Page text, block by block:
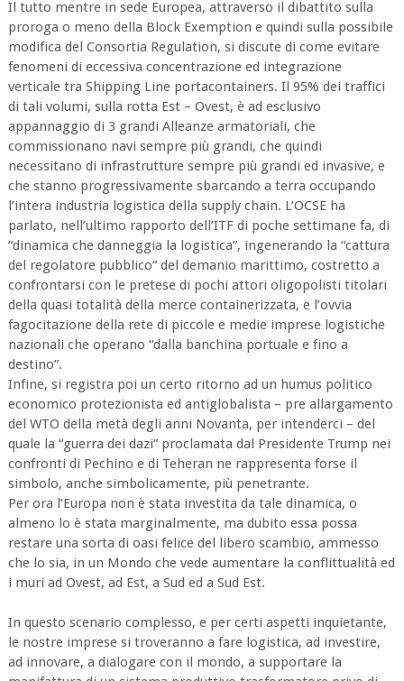
Il tutto mentre in sede Europea, attraverso il dibattito sulla
proroga o meno della Block Exemption e quindi sulla possibile
modifica del Consortia Regulation, si discute di come evitare
fenomeni di eccessiva concentrazione ed integrazione
verticale tra Shipping Line portacontainers. Il 95% dei traffici
di tali volumi, sulla rotta Est – Ovest, è ad esclusivo
appannaggio di 3 grandi Alleanze armatoriali, che
commissionano navi sempre più grandi, che quindi
necessitano di infrastrutture sempre più grandi ed invasive, e
che stanno progressivamente sbarcando a terra occupando
l’intera industria logistica della supply chain. L’OCSE ha
parlato, nell’ultimo rapporto dell’ITF di poche settimane fa, di
“dinamica che danneggia la logistica”, ingenerando la “cattura
del regolatore pubblico” del demanio marittimo, costretto a
confrontarsi con le pretese di pochi attori oligopolisti titolari
della quasi totalità della merce containerizzata, e l’ovvia
fagocitazione della rete di piccole e medie imprese logistiche
nazionali che operano “dalla banchina portuale e fino a
destino”.
Infine, si registra poi un certo ritorno ad un humus politico
economico protezionista ed antiglobalista – pre allargamento
del WTO della metà degli anni Novanta, per intenderci – del
quale la “guerra dei dazi” proclamata dal Presidente Trump nei
confronti di Pechino e di Teheran ne rappresenta forse il
simbolo, anche simbolicamente, più penetrante.
Per ora l’Europa non è stata investita da tale dinamica, o
almeno lo è stata marginalmente, ma dubito essa possa
restare una sorta di oasi felice del libero scambio, ammesso
che lo sia, in un Mondo che vede aumentare la conflittualità ed
i muri ad Ovest, ad Est, a Sud ed a Sud Est.
In questo scenario complesso, e per certi aspetti inquietante,
le nostre imprese si troveranno a fare logistica, ad investire,
ad innovare, a dialogare con il mondo, a supportare la